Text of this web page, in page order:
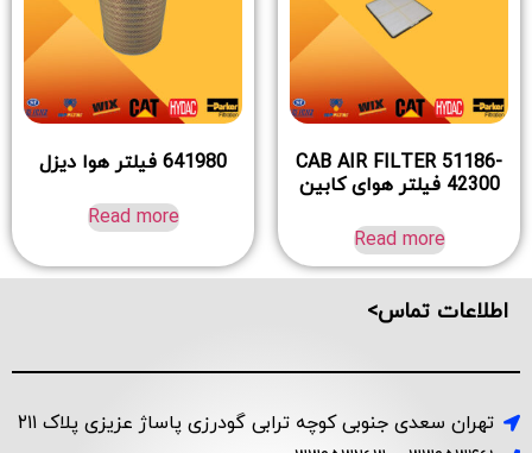
CAB AIR FILTER 51186-
42300 فیلتر هوای کابین
Read more
641980 فیلتر هوا دیزل
Read more
اطلاعات تماس>
تهران سعدی جنوبی کوچه ترابی گودرزی پاساژ عزیزی پلاک ۲۱۱